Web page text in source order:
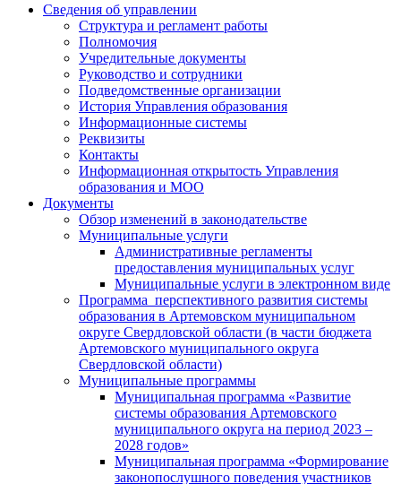
Сведения об управлении
Структура и регламент работы
Полномочия
Учредительные документы
Руководство и сотрудники
Подведомственные организации
История Управления образования
Информационные системы
Реквизиты
Контакты
Информационная открытость Управления
образования и МОО
Документы
Обзор изменений в законодательстве
Муниципальные услуги
Административные регламенты
предоставления муниципальных услуг
Муниципальные услуги в электронном виде
Программа перспективного развития системы
образования в Артемовском муниципальном
округе Свердловской области (в части бюджета
Артемовского муниципального округа
Свердловской области)
Муниципальные программы
Муниципальная программа «Развитие
системы образования Артемовского
муниципального округа на период 2023 –
2028 годов»
Муниципальная программа «Формирование
законопослушного поведения участников